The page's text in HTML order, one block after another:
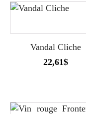
Vandal Cliche
22,61$